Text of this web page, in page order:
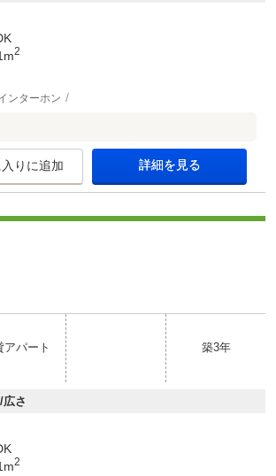
2
ンターホン
りに追加 詳細を見る
アパート 築3年
広さ
2